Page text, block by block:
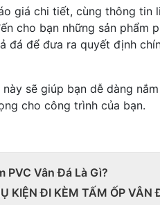
giá chi tiết, cùng thông tin
cho bạn những sản phẩm
đá để đưa ra quyết định
này sẽ giúp bạn dễ dàng
cho công trình của bạn.
PVC Vân Đá Là Gì?
KIỆN ĐI KÈM TẤM ỐP VÂN